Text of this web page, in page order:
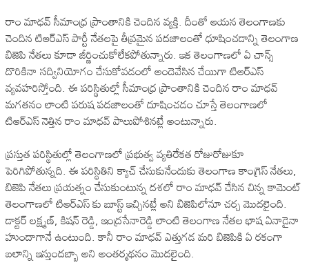
రాం మాధవ్ సీమాంధ్ర ప్రాంతానికి చెందిన వ్యక్తి. దీంతో ఆయన తెలంగాణకు
చెందిన టిఆర్ఎస్ పార్టీ నేతలపై తీవ్రమైన పదజాలంతో ధూషించడాన్ని తెలంగాణ
బిజెపి నేతలు కూడా జీర్ణించుకోలేకపోతున్నారు. ఇక తెలంగాణలో ఏ చాన్స్
దొరికినా సద్వినియోగం చేసుకోవడంలో అందెవేసిన చేయిగా టిఆర్ఎస్
వ్యవహరిస్తోంది. ఈ పరిస్థితుల్లో సీమాంధ్ర ప్రాంతానికి చెందిన రాం మాధవ్
మగతనం లాంటి పరుష పదజాలంతో దూషించడం చూస్తే తెలంగాణలో
టిఆర్ఎస్ నెత్తిన రాం మాధవ్ పాలుపోశినట్లే అంటున్నారు.
ప్రస్తుత పరిస్థితుల్లో తెలంగాణలో ప్రభుత్వ వ్యతిరేకత రోజురోజుకూ
పెరిగిపోతున్నది. ఈ పరిస్థితిని క్యాచ్ చేసుకునేందుకు తెలంగాణ కాంగ్రెస్ నేతలు,
బిజెపి నేతలు ప్రయత్నం చేసుకుంటున్న దశలో రాం మాధవ్ చేసిన చిన్న కామెంట్
తెలంగాణలో టిఆర్ఎస్ కు బూస్ట్ ఇచ్చినట్లే అని బిజెపిలోనూ చర్చ మొదలైంది.
డాక్టర్ లక్ష్మణ్, కిషన్ రెడ్డి, ఇంద్రసేనారెడ్డి లాంటి తెలంగాణ నేతల భాష ఏనాడైనా
హుందాగానే ఉంటుంది. కానీ రాం మాధవ్ ఎత్తుగడ మరి బిజెపికి ఏ రకంగా
బలాన్ని ఇస్తుందబ్బా అని అంతర్మథనం మొదలైంది.